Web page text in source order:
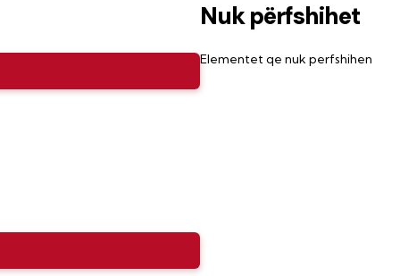
Nuk përfshihet
Elementet qe nuk perfshihen